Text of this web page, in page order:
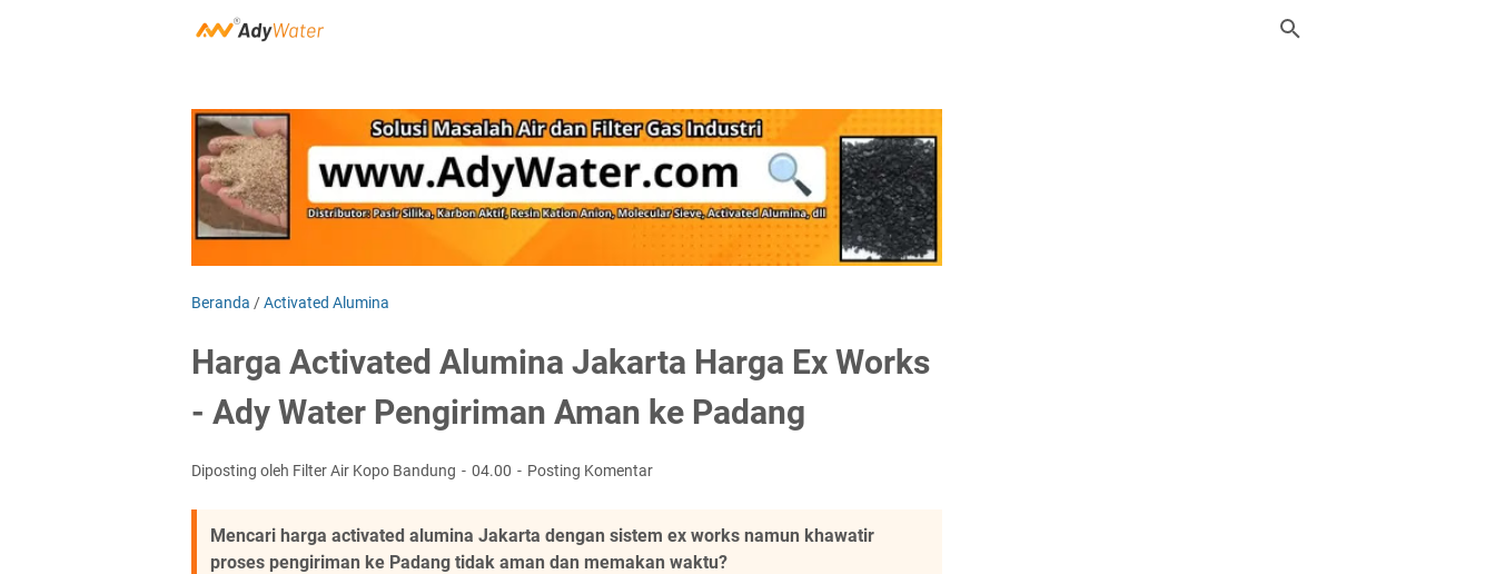
Beranda /Activated Alumina
Harga Activated Alumina Jakarta Harga Ex Works
- Ady Water Pengiriman Aman ke Padang
Diposting oleh Filter Air Kopo Bandung 04.00 Posting Komentar
Mencari harga activated alumina Jakarta dengan sistem ex works namun khawatir
proses pengiriman ke Padang tidak aman dan memakan waktu?